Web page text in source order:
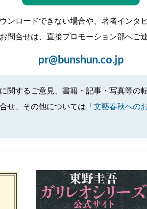
ンロードできない場合や、著者インタ
問合せは、直接プロモーション部へご
pr@bunshun.co.jp
関するご意見、書籍・記事・写真等の
せ、その他については 「文藝春秋への